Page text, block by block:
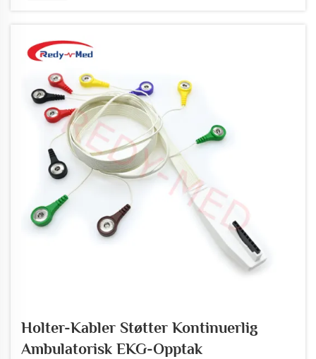
arterielle trykksvingninger via et kateter plassert i en
gjennom en spesialisert IBP-kabel for kontinuerlig og
presis måling.
Holter-Kabler Støtter Kontinuerlig
Ambulatorisk EKG-Opptak